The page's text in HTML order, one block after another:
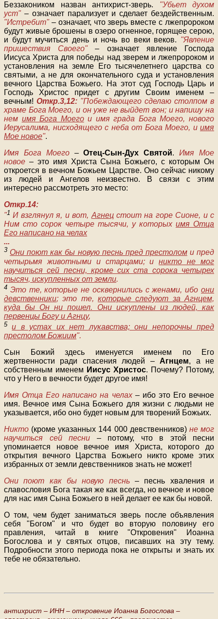
Беззакоником назван антихрист-зверь. "Убьет духом
уст"– означает парализует и сделает бездейственным.
"Истребит"– означает, что зверь вместе с лжепророком
будут живые брошены в озеро огненное, горящее серою,
и будут мучиться день и ночь во веки веков. "Явление
пришествия Своего"– означает явление Господа
Иисуса Христа для победы над зверем и лжепророком и
установления на земле Его тысячелетнего царства со
святыми, а не для окончательного суда и установления
вечного Царства Божьего. На этот суд Господь Царь и
Господь Христос придет с другим Своим именем –
вечным! Откр.3,12: "Побеждающего сделаю столпом в
храме Бога Моего, и он уже не выйдет вон; и напишу на
нем имя Бога Моегои имя града Бога Моего, нового
Иерусалима, нисходящего с неба от Бога Моего, и имя
Мое новое".
Имя Бога Моего–Отец-Сын-Дух Святой.Имя Мое
новое – это имя Христа Сына Божьего, с которым Он
откроется в вечном Божьем Царстве. Оно сейчас никому
из людей и Ангелов неизвестно. В связи с этим
интересно рассмотреть это место:
Откр.14:
"1 И взглянул я, и вот,Агнецстоит на горе Сионе, и с
Ним сто сорок четыре тысячи, у которых имя Отца
Его написано на челах
...
3 Они поют как бы новую песнь пред престоломи пред
четырьмя животными и старцами; иникто не мог
научиться сей песни, кроме сих ста сорока четырех
тысяч, искупленных от земли.
4 Это те, которые не осквернились с женами, ибоони
девственники; это те, которые следуют за Агнцем,
куда бы Он ни пошел. Они искуплены из людей, как
первенцы Богу и Агнцу,
5 и в устах их нет лукавства; они непорочны пред
престолом Божиим".
Сын Божий здесь именуется именем по Его
жертвенности ради спасения людей –Агнцем, а не
собственным именем Иисус Христос. Почему? Потому,
что у Него в вечности будет другое имя!
Имя Отца Его написано на челах– ибо это Его вечное
имя. Вечное имя Сына Божьего для жизни с людьми не
указывается, ибо оно будет новым для творений Божьих.
Никто (кроме указанных 144 000девственников) не мог
научиться сей песни – потому, что в этой песни
упоминается новое вечное имя Христа, которого до
открытия вечного Царства Божьего никто кроме этих
избранных от земли девственников знать не может!
Они поют как бы новую песнь– песнь хваления и
славословия Бога такая же как всегда, но вечное и новое
для нас имя Сына Божьего в ней делает ее как бы новой.
О том, чем будет заниматься зверь после объявления
себя "Богом" и что будет во вторую половину его
правления, читай в книге "Откровения" Иоанна
Богослова и у святых отцов, писавших на эту тему.
Подробности этого периода пока не открыты и знать их
тебе не обязательно.
антихрист – ИНН – откровение Иоанна Богослова –